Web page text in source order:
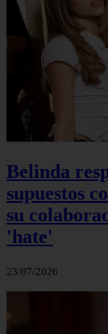
Belinda
supuestos
su
'hate'
23/07/2026